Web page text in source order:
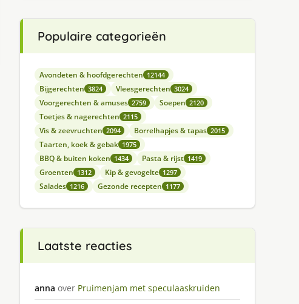
Populaire categorieën
Avondeten & hoofdgerechten 12144
Bijgerechten 3824 Vleesgerechten 3024
Voorgerechten & amuses 2759 Soepen 2120
Toetjes & nagerechten 2115
Vis & zeevruchten 2094 Borrelhapjes & tapas 2015
Taarten, koek & gebak 1975
BBQ & buiten koken 1434 Pasta & rijst 1419
Groenten 1312 Kip & gevogelte 1297
Salades 1216 Gezonde recepten 1177
Laatste reacties
anna over Pruimenjam met speculaaskruiden